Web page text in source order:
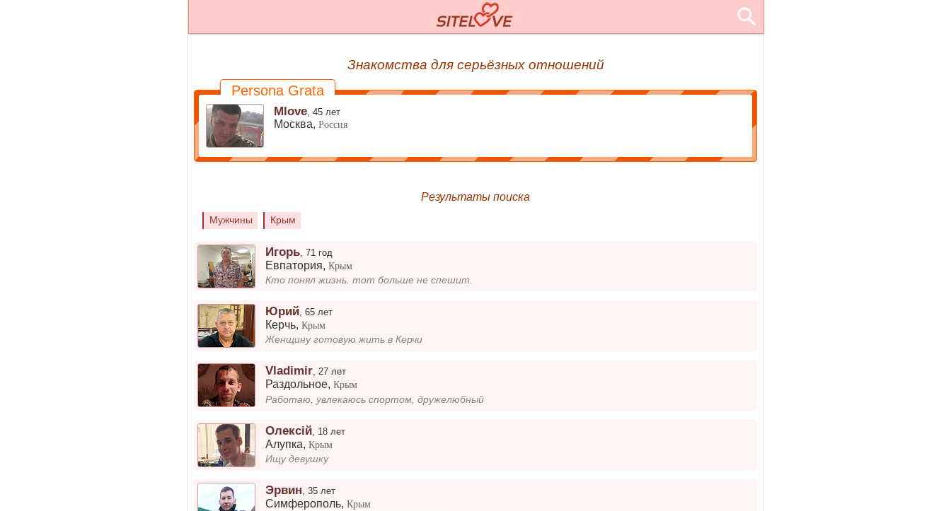
Знакомства для серьёзных отношений
Persona Grata
Mlove ,45 лет
Москва,Россия
Результаты поиска
Мужчины Крым
Игорь ,71 год
Евпатория,Крым
Кто понял жизнь. тот больше не спешит.
Юрий ,65 лет
Керчь,Крым
Женщину готовую жить в Керчи
Vladimir,27 лет
Раздольное,Крым
Работаю, увлекаюсь спортом, дружелюбный
Олексій 18 лет
Алупка,Крым
Ищу девушку
Эрвин ,35 лет
Симферополь,Крым